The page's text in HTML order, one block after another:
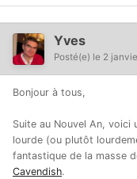
Yves
Posté(e) le 2
Bonjour à tous,
Suite au Nouvel An, voici
lourde (ou plutôt
fantastique de la masse
Cavendish.